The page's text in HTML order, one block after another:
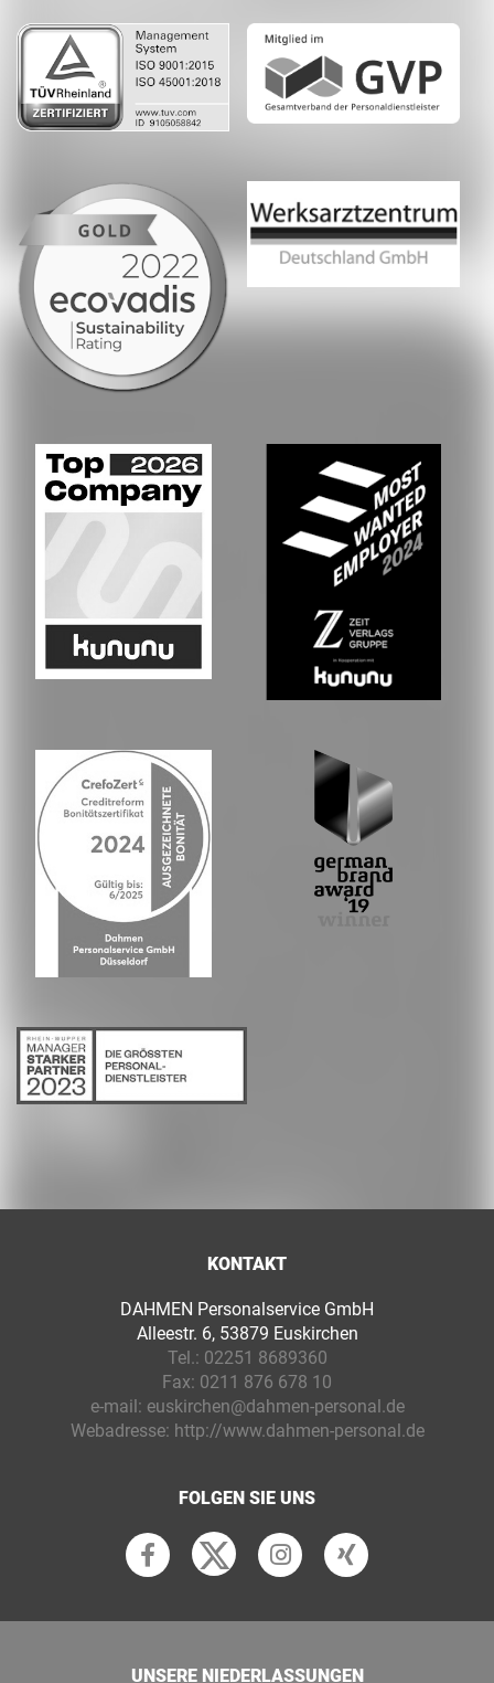
KONTAKT
DAHMEN Personalservice GmbH
Alleestr. 6, 53879 Euskirchen
Tel.: 02251 8689360
Fax: 0211 876 678 10
e-mail: euskirchen@dahmen-personal.de
Webadresse: http://www.dahmen-personal.de
FOLGEN SIE UNS
UNSERE NIEDERLASSUNGEN